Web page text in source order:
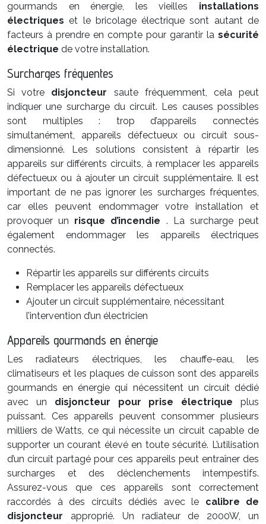
gourmands en énergie, les vieilles installations
électriqueset le bricolage électrique sont autant de
facteurs à prendre en compte pour garantir la sécurité
électrique de votre installation.
Surcharges fréquentes
Si votre disjoncteur saute fréquemment, cela peut
indiquer une surcharge du circuit. Les causes possibles
sont multiples : trop d’appareils connectés
simultanément, appareils défectueux ou circuit sous-
dimensionné. Les solutions consistent à répartir les
appareils sur différents circuits, à remplacer les appareils
défectueux ou à ajouter un circuit supplémentaire. Il est
important de ne pas ignorer les surcharges fréquentes,
car elles peuvent endommager votre installation et
provoquer un risque d’incendie . La surcharge peut
également endommager les appareils électriques
connectés.
Répartir les appareils sur différents circuits
Remplacer les appareils défectueux
Ajouter un circuit supplémentaire, nécessitant
l’intervention d’un électricien
Appareils gourmands en énergie
Les radiateurs électriques, les chauffe-eau, les
climatiseurs et les plaques de cuisson sont des appareils
gourmands en énergie qui nécessitent un circuit dédié
avec un disjoncteur pour prise électriqueplus
puissant. Ces appareils peuvent consommer plusieurs
milliers de Watts, ce qui nécessite un circuit capable de
supporter un courant élevé en toute sécurité. L’utilisation
d’un circuit partagé pour ces appareils peut entraîner des
surcharges et des déclenchements intempestifs.
Assurez-vous que ces appareils sont correctement
raccordés à des circuits dédiés avec le calibre de
disjoncteur approprié. Un radiateur de 2000W, un